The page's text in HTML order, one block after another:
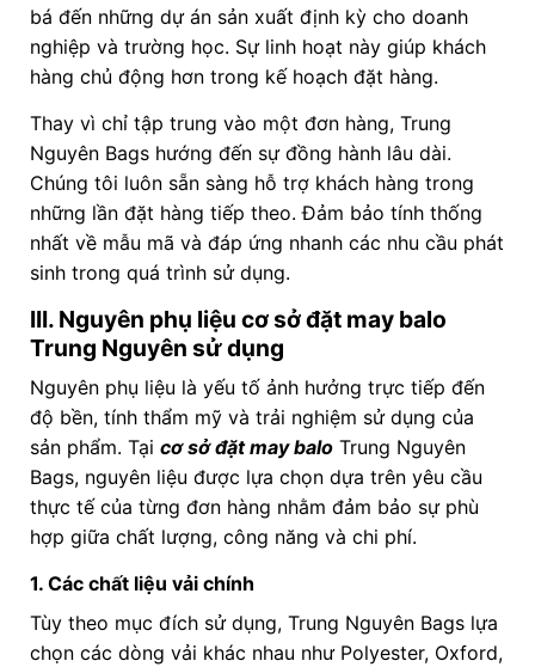
bá đến những dự án sản xuất định kỳ cho doanh
nghiệp và trường học. Sự linh hoạt này giúp khách
hàng chủ động hơn trong kế hoạch đặt hàng.
Thay vì chỉ tập trung vào một đơn hàng, Trung
Nguyên Bags hướng đến sự đồng hành lâu dài.
Chúng tôi luôn sẵn sàng hỗ trợ khách hàng trong
những lần đặt hàng tiếp theo. Đảm bảo tính thống
nhất về mẫu mã và đáp ứng nhanh các nhu cầu phát
sinh trong quá trình sử dụng.
III. Nguyên phụ liệu cơ sở đặt may balo
Trung Nguyên sử dụng
Nguyên phụ liệu là yếu tố ảnh hưởng trực tiếp đến
độ bền, tính thẩm mỹ và trải nghiệm sử dụng của
sản phẩm. Tại cơ sở đặt may baloTrung Nguyên
Bags, nguyên liệu được lựa chọn dựa trên yêu cầu
thực tế của từng đơn hàng nhằm đảm bảo sự phù
hợp giữa chất lượng, công năng và chi phí.
1. Các chất liệu vải chính
Tùy theo mục đích sử dụng, Trung Nguyên Bags lựa
chọn các dòng vải khác nhau như Polyester, Oxford,